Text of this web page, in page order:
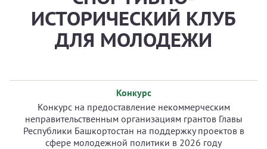
ИСТОРИЧЕСКИЙ КЛУБ
ДЛЯ МОЛОДЕЖИ
Конкурс
Конкурс на предоставление некоммерческим
неправительственным организациям грантов Главы
Республики Башкортостан на поддержку проектов в
сфере молодежной политики в 2026 году